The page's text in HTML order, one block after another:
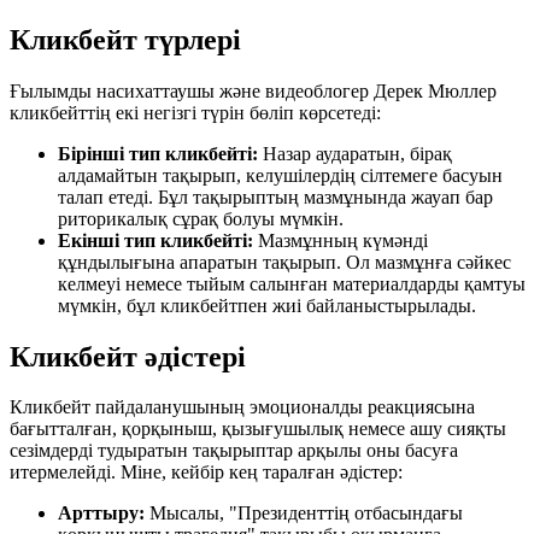
Кликбейт түрлері
Ғылымды насихаттаушы және видеоблогер Дерек Мюллер
кликбейттің екі негізгі түрін бөліп көрсетеді:
Бірінші тип кликбейті: Назар аударатын, бірақ
алдамайтын тақырып, келушілердің сілтемеге басуын
талап етеді. Бұл тақырыптың мазмұнында жауап бар
риторикалық сұрақ болуы мүмкін.
Екінші тип кликбейті: Мазмұнның күмәнді
құндылығына апаратын тақырып. Ол мазмұнға сәйкес
келмеуі немесе тыйым салынған материалдарды қамтуы
мүмкін, бұл кликбейтпен жиі байланыстырылады.
Кликбейт әдістері
Кликбейт пайдаланушының эмоционалды реакциясына
бағытталған, қорқыныш, қызығушылық немесе ашу сияқты
сезімдерді тудыратын тақырыптар арқылы оны басуға
итермелейді. Міне, кейбір кең таралған әдістер:
Арттыру: Мысалы, "Президенттің отбасындағы